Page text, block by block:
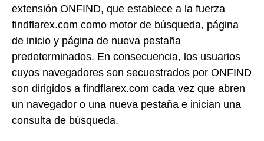
extensión ONFIND, que establece a la fuerza
findflarex.com como motor de búsqueda, página
de inicio y página de nueva pestaña
predeterminados. En consecuencia, los usuarios
cuyos navegadores son secuestrados por ONFIND
son dirigidos a findflarex.com cada vez que abren
un navegador o una nueva pestaña e inician una
consulta de búsqueda.